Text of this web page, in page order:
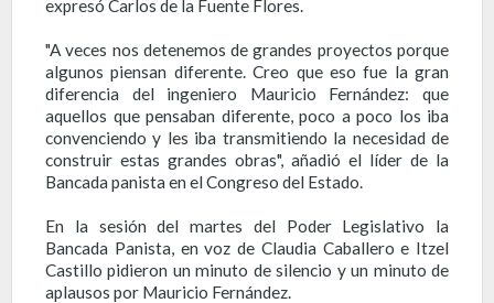
expresó Carlos de la Fuente Flores.
"A veces nos detenemos de grandes proyectos porque
algunos piensan diferente. Creo que eso fue la gran
diferencia del ingeniero Mauricio Fernández: que
aquellos que pensaban diferente, poco a poco los iba
convenciendo y les iba transmitiendo la necesidad de
construir estas grandes obras", añadió el líder de la
Bancada panista en el Congreso del Estado.
En la sesión del martes del Poder Legislativo la
Bancada Panista, en voz de Claudia Caballero e Itzel
Castillo pidieron un minuto de silencio y un minuto de
aplausos por Mauricio Fernández.